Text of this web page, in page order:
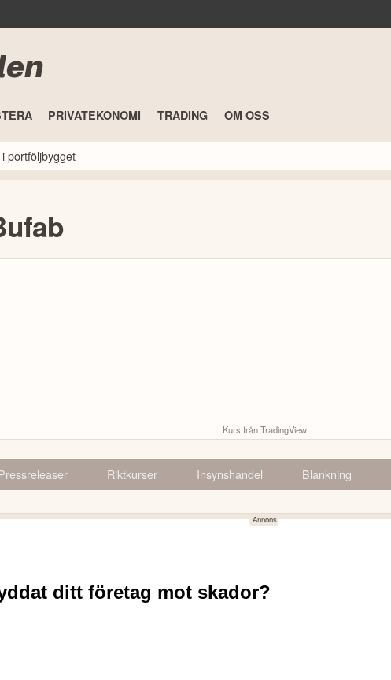
PRIVATEKONOMI TRADING OM OSS
portföljbygget
Kurs från TradingView
Riktkurser Insynshandel Blankning